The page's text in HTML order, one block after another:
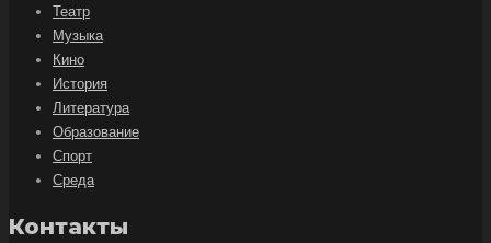
Театр
Музыка
Кино
История
Литература
Образование
Спорт
Среда
Контакты